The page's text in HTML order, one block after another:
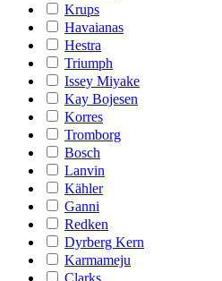
Krups
Havaianas
Hestra
Triumph
Issey Miyake
Kay Bojesen
Korres
Tromborg
Bosch
Lanvin
Kähler
Ganni
Redken
Dyrberg Kern
Karmameju
Clarks